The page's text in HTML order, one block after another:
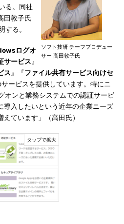
ソフト技研 チーフプロデュー
サー 高田敦子氏
る。同社
田敦子氏
する。
ログオ
サービス 』
ス 』『ファイル共有サービス向けセ
サービスを提供しています。特にニ
オンと業務システムでの認証サービ
導入したいという近年の企業ニーズ
ています」（高田氏）